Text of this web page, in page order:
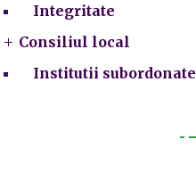
Integritate
Consiliul local
Institutii subordonate